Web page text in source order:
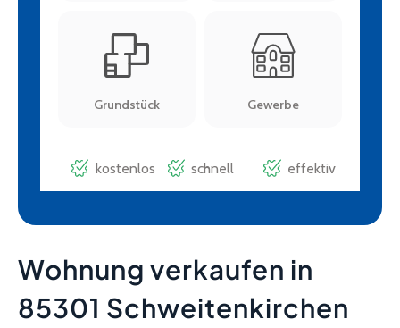
Wohnung verkaufen in
85301 Schweitenkirchen